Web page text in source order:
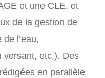
et une CLE, et
de la gestion de
de l’eau,
versant, etc.). Des
en parallèle